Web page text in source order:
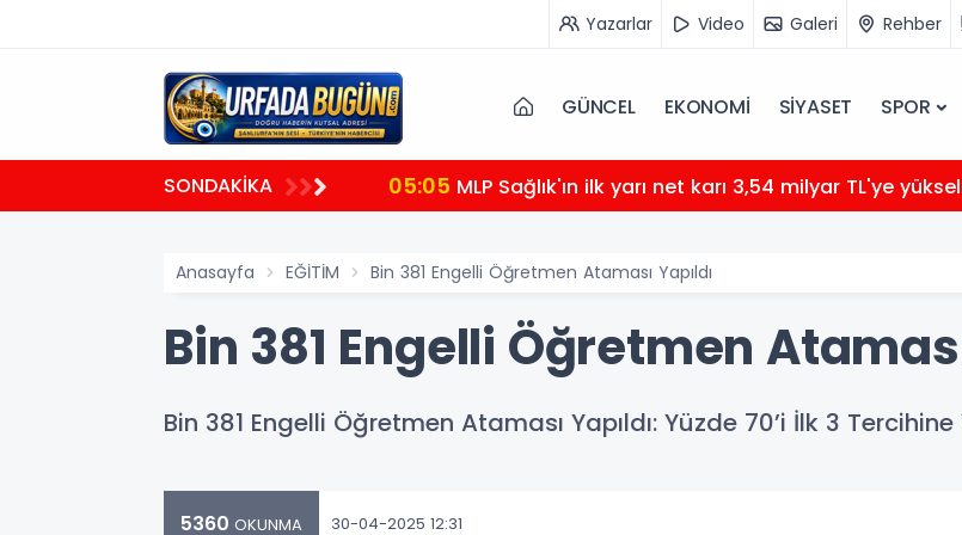
Yazarlar Video Galeri Rehber
GÜNCEL EKONOMİ SİYASET SPOR
SONDAKİKA 05:05 MLP Sağlık'ın ilk yarı net karı 3,54 milyar TL'ye
Anasayfa EĞİTİM Bin 381 Engelli Öğretmen Ataması Yapıldı
Bin 381 Engelli Öğretmen
Bin 381 Engelli Öğretmen Ataması Yapıldı: Yüzde 70’i İlk 3
5360 OKUNMA 30-04-2025 12:31